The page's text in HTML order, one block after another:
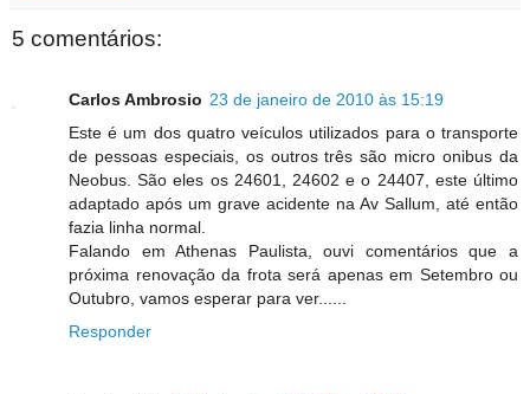
5 comentários:
Carlos Ambrosio 23 de janeiro de 2010 às 15:19
Este é um dos quatro veículos utilizados para o transporte
de pessoas especiais, os outros três são micro onibus da
Neobus. São eles os 24601, 24602 e o 24407, este último
adaptado após um grave acidente na Av Sallum, até então
fazia linha normal.
Falando em Athenas Paulista, ouvi comentários que a
próxima renovação da frota será apenas em Setembro ou
Outubro, vamos esperar para ver......
Responder